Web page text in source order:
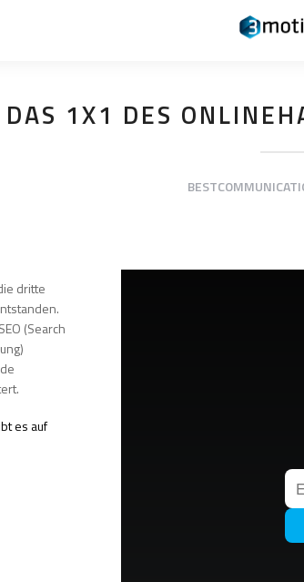
DAS 1X1 DES
dritte
(Search
es auf